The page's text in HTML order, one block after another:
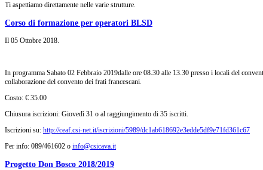
Ti aspettiamo direttamente nelle varie strutture.
Corso di formazione per operatori BLSD
Il 05 Ottobre 2018.
In programma Sabato 02 Febbraio 2019dalle ore 08.30 alle 13.30 presso i locali del
collaborazione del convento dei frati francescani.
Costo: € 35.00
Chiusura iscrizioni: Giovedì 31 o al raggiungimento di 35 iscritti.
Iscrizioni su: http://ceaf.csi-net.it/iscrizioni/5989/dc1ab618692e3edde5df9e71fd361c67
Per info: 089/461602 o info@csicava.it
Progetto Don Bosco 2018/2019